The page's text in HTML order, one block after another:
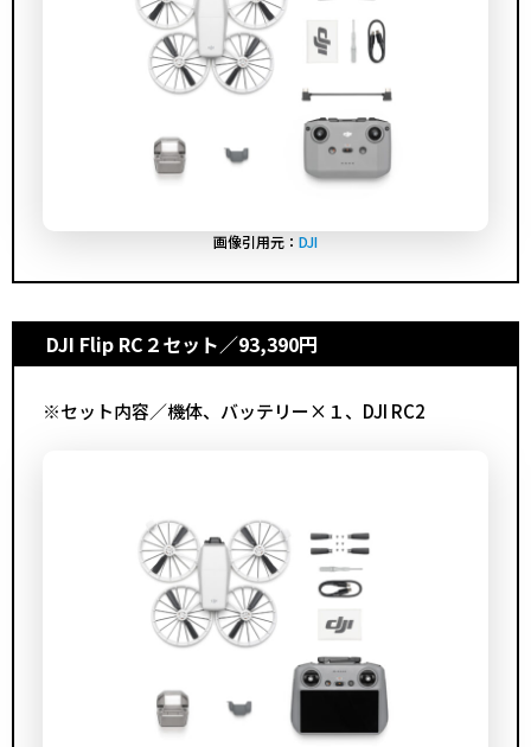
画像引用元： DJI
DJI Flip RC２セット／93,390円
※セット内容／機体、バッテリー×１、DJI RC2